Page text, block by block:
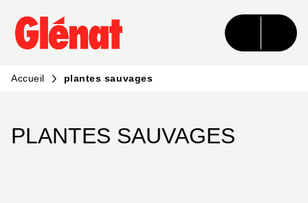
MENU RECHERCHE CONTENU
PIED DE PAGE
Accueil plantes sauvages
PLANTES SAUVAGES